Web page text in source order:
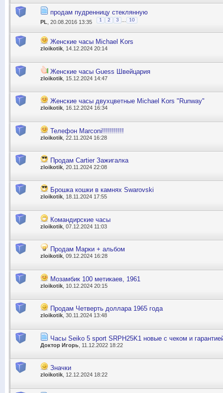
продам пудренницу стеклянную
PL , 20.08.2016 13:35 1 2 3 10
Женские часы Michael Kors
zloikotik , 14.12.2024 20:14
Женские часы Guess Швейцария
zloikotik , 15.12.2024 14:47
Женские часы двухцветные Michael Kors "Runway"
zloikotik , 16.12.2024 16:34
Телефон Marconi!!!!!!!!!!!
zloikotik , 22.11.2024 16:28
Продам Cartier Зажигалка
zloikotik , 20.11.2024 22:08
Брошка кошки в камнях Swarovski
zloikotik, 18.11.2024 17:55
Командирские часы
zloikotik , 07.12.2024 11:03
Продам Марки + альбом
zloikotik , 09.12.2024 16:28
Мозамбик 100 метикаев, 1961
zloikotik , 10.12.2024 20:15
Продам Четверть доллара 1965 года
zloikotik , 30.11.2024 13:48
Часы Seiko 5 sport SRPH25K1 новые с чеком и
Доктор Игорь , 11.12.2022 18:22
Значки
zloikotik , 12.12.2024 18:22